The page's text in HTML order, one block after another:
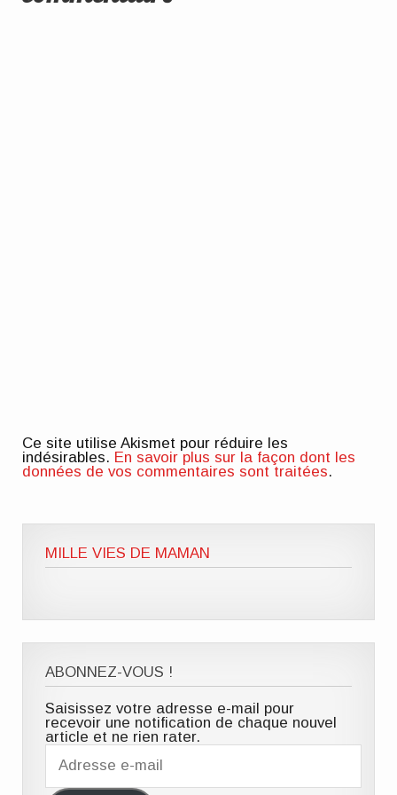
Ce site utilise Akismet pour réduire les
indésirables. En savoir plus sur la façon dont les
données de vos commentaires sont traitées.
MILLE VIES DE MAMAN
ABONNEZ-VOUS !
Saisissez votre adresse e-mail pour
recevoir une notification de chaque nouvel
article et ne rien rater.
Adresse